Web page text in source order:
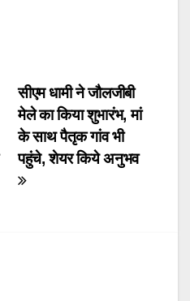
er
सीएम धामी ने जौलजीबी
मेले का किया शुभारंभ, मां
के साथ पैतृक गांव भी
पहुंचे, शेयर किये अनुभव